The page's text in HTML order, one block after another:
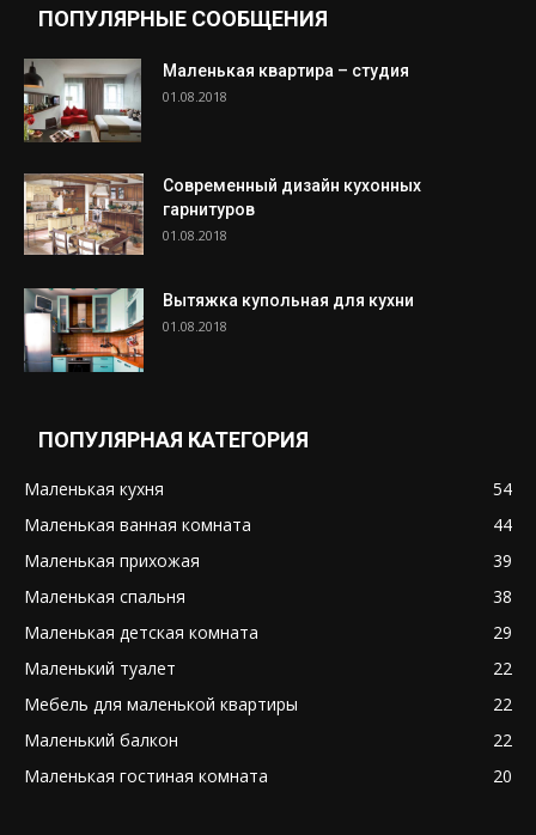
ПОПУЛЯРНЫЕ СООБЩЕНИЯ
Маленькая квартира – студия
01.08.2018
Современный дизайн кухонных
гарнитуров
01.08.2018
Вытяжка купольная для кухни
01.08.2018
ПОПУЛЯРНАЯ КАТЕГОРИЯ
Маленькая кухня
54
Маленькая ванная комната
44
Маленькая прихожая
39
Маленькая спальня
38
Маленькая детская комната
29
Маленький туалет
22
Мебель для маленькой квартиры
22
Маленький балкон
22
Маленькая гостиная комната
20